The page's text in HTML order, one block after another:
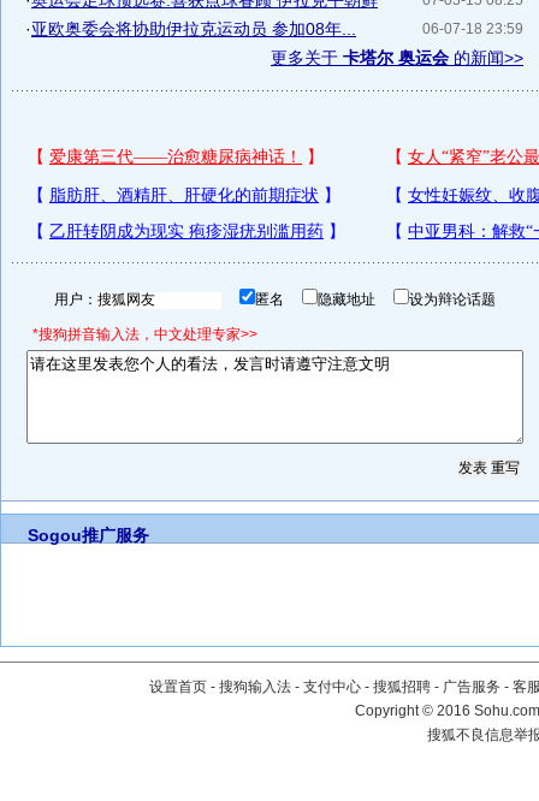
06-07-18 23:59
·亚欧奥委会将协助伊拉克运动员 参加08年...
更多关于 卡塔尔 奥运会 的新闻>>
用户： 匿名 隐藏地址 设为辩论话题
*搜狗拼音输入法，中文处理专家>>
Sogou推广服务
设置首页 - 搜狗输入法 - 支付中心 - 搜狐招聘 - 广告服务 - 客
Copyright©2016
搜狐不良信息举